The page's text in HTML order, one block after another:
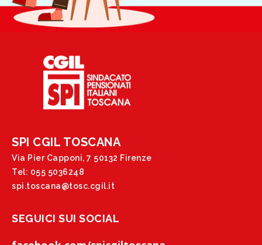
SPI CGIL TOSCANA
Via Pier Capponi, 7 50132 Firenze
Tel: 055 5036248
spi.toscana@tosc.cgil.it
SEGUICI SUI SOCIAL